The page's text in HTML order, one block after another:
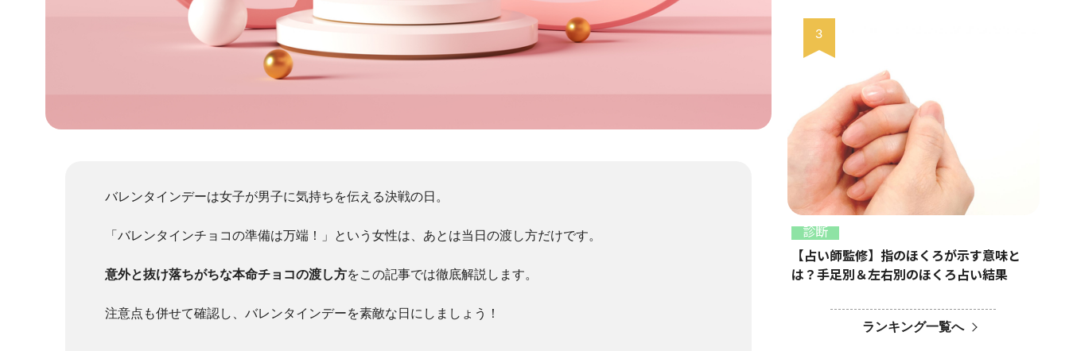
バレンタインデーは女子が男子に気持ちを伝える決戦の日。
「バレンタインチョコの準備は万端！」という女性は、あとは当日の渡し方だけです。
意外と抜け落ちがちな本命チョコの渡し方をこの記事では徹底解説します。
注意点も併せて確認し、バレンタインデーを素敵な日にしましょう！
診断
【占い師監修】指のほくろが示す意味と
は？手足別＆左右別のほくろ占い結果
ランキング一覧へ